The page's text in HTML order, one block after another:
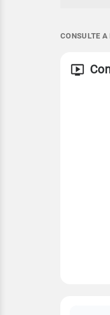
CONSULTE A